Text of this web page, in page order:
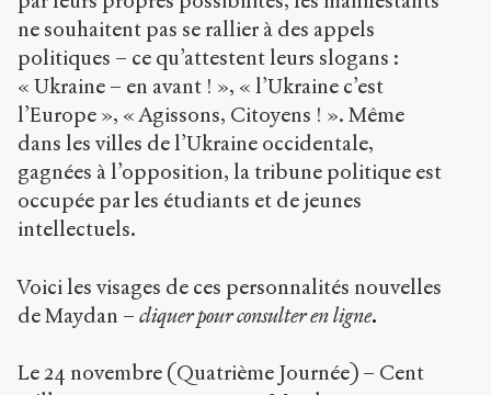
ne souhaitent pas se rallier à des appels
politiques – ce qu’attestent leurs slogans :
« Ukraine – en avant ! », « l’Ukraine c’est
l’Europe », « Agissons, Citoyens ! ». Même
dans les villes de l’Ukraine occidentale,
gagnées à l’opposition, la tribune politique est
occupée par les étudiants et de jeunes
intellectuels.
Voici les visages de ces personnalités nouvelles
de Maydan – cliquer pour consulter en ligne.
Le 24 novembre (Quatrième Journée) – Cent